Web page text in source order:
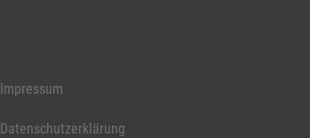
Impressum
Datenschutzerklärung